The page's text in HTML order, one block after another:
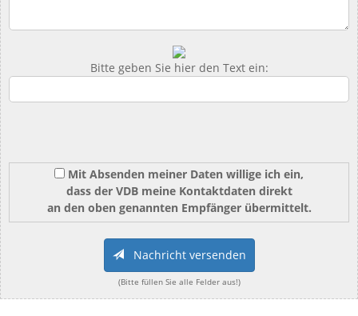
Bitte geben Sie hier den Text ein:
Mit Absenden meiner Daten willige ich ein,
dass der VDB meine Kontaktdaten direkt
an den oben genannten Empfänger übermittelt.
Nachricht versenden
(Bitte füllen Sie alle Felder aus!)